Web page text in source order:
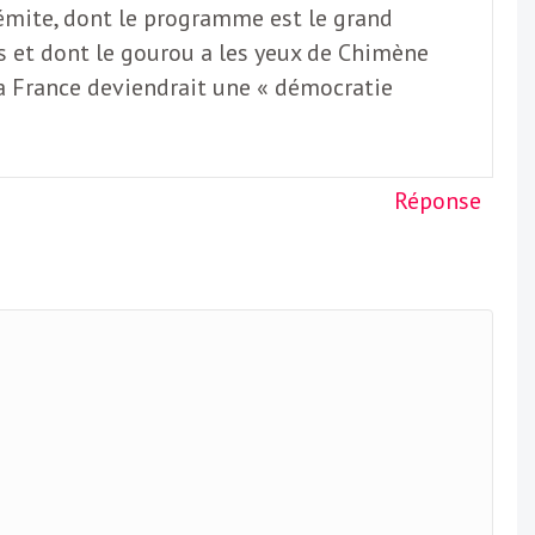
dont le programme est le grand
dont le gourou a les yeux de Chimène
deviendrait une « démocratie
Réponse